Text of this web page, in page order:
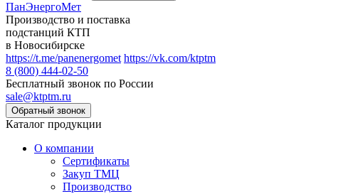
ПанЭнергоМет
Производство и поставка
подстанций КТП
в Новосибирске
https://t.me/panenergomet https://vk.com/ktptm
8 (800) 444-02-50
Бесплатный звонок по России
sale@ktptm.ru
Каталог продукции
О компании
Сертификаты
Закуп ТМЦ
Производство